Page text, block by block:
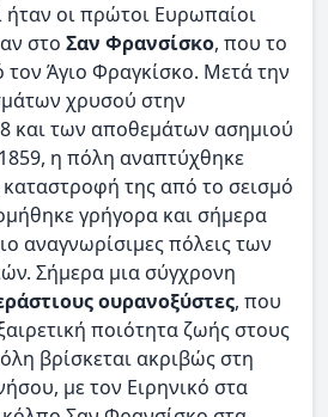
ήταν οι πρώτοι Ευρωπαίοι
στο Σαν Φρανσίσκο, που το
τον Άγιο Φραγκίσκο. Μετά την
χρυσού στην
και των αποθεμάτων ασημιού
η πόλη αναπτύχθηκε
της από το σεισμό
γρήγορα και σήμερα
αναγνωρίσιμες πόλεις των
Σήμερα μια σύγχρονη
ουρανοξύστες, που
ποιότητα ζωής στους
βρίσκεται ακριβώς στη
με τον Ειρηνικό στα